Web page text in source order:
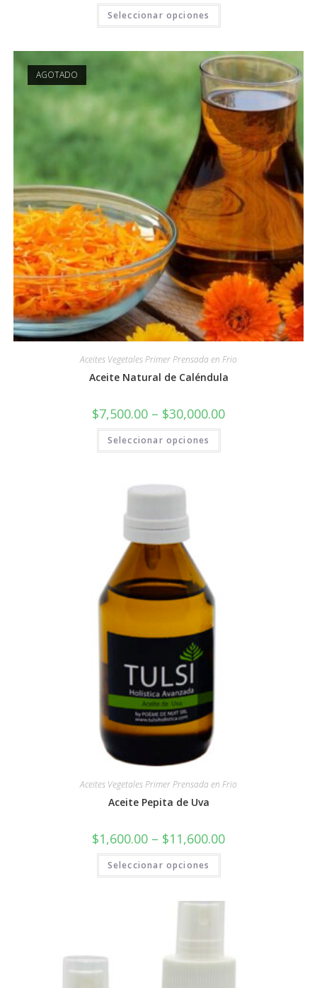
Seleccionar opciones
AGOTADO
Aceites Vegetales Primer Prensada en Frio
Aceite Natural de Caléndula
$7,500.00 – $30,000.00
Seleccionar opciones
Aceites Vegetales Primer Prensada en Frio
Aceite Pepita de Uva
$1,600.00 – $11,600.00
Seleccionar opciones